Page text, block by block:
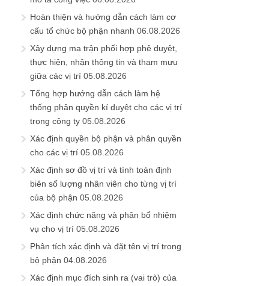
Hoàn thiện và hướng dẫn cách làm cơ
cấu tổ chức bộ phận nhanh 06.08.2026
Xây dựng ma trận phối hợp phê duyệt,
thực hiện, nhận thông tin và tham mưu
giữa các vị trí 05.08.2026
Tổng hợp hướng dẫn cách làm hệ
thống phân quyền kí duyệt cho các vị trí
trong công ty 05.08.2026
Xác định quyền bộ phận và phân quyền
cho các vị trí 05.08.2026
Xác định sơ đồ vị trí và tính toán định
biên số lượng nhân viên cho từng vị trí
của bộ phận 05.08.2026
Xác định chức năng và phân bổ nhiệm
vụ cho vị trí 05.08.2026
Phân tích xác định và đặt tên vị trí trong
bộ phận 04.08.2026
Xác định mục đích sinh ra (vai trò) của